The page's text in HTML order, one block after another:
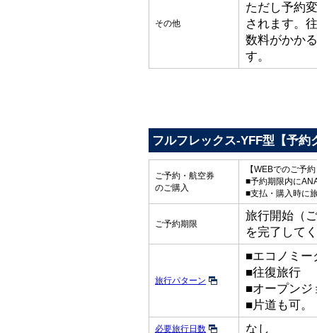
その他
ただし予約
されます。
数料がかか
す。
フルフレックス-YFF型【予約
ご予約・航空券
のご購入
【WEBでのご予
■予約期限内に
■支払・購入時に
ご予約期限
旅行開始（
を完了して
旅行パターン
■エコノミー
■往復旅行
■オープンジ
■片道も可。
必要旅行日数 なし